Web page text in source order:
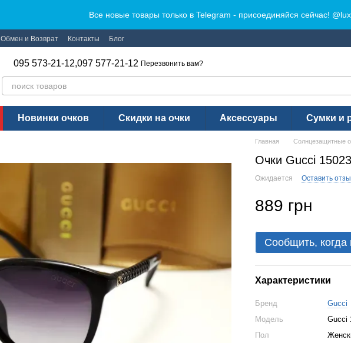
Все новые товары только в Telegram - присоединяйся сейчас!
Обмен и Возврат Контакты Блог
095 573-21-12,097 577-21-12 Перезвонить вам?
Новинки очков Скидки на очки Аксессуары Сумки и
Главная Солнцезащитные
Очки Gucci
Ожидается Оставить
889 грн
Сообщить, когда
Характеристики
Бренд
Gucci
Модель
Gucci
Пол